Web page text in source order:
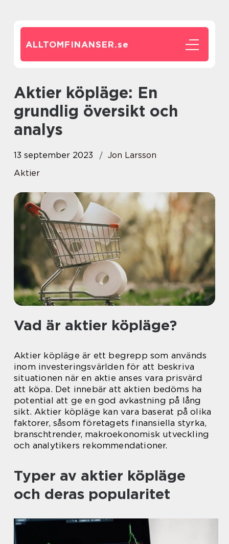
ALLTOMFINANSER.se
Aktier köpläge: En
grundlig översikt och
analys
13 september 2023
Jon Larsson
Aktier
Vad är aktier köpläge?
Aktier köpläge är ett begrepp som används
inom investeringsvärlden för att beskriva
situationen när en aktie anses vara prisvärd
att köpa. Det innebär att aktien bedöms ha
potential att ge en god avkastning på lång
sikt. Aktier köpläge kan vara baserat på olika
faktorer, såsom företagets finansiella styrka,
branschtrender, makroekonomisk utveckling
och analytikers rekommendationer.
Typer av aktier köpläge
och deras popularitet